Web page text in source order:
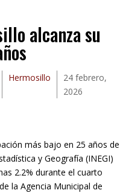
alcanza su
Hermosillo
24 febrero,
2026
más bajo en 25 años de
y Geografía (INEGI)
2.2% durante el cuarto
la Agencia Municipal de